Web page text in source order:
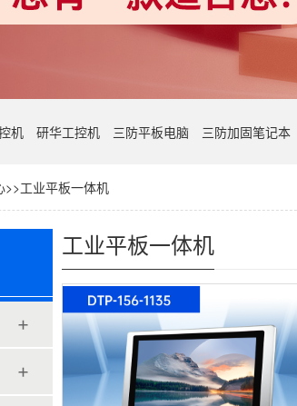
机 研华工控机 三防平板电脑 三防加固笔记本
>>工业平板一体机
工业平板一体机